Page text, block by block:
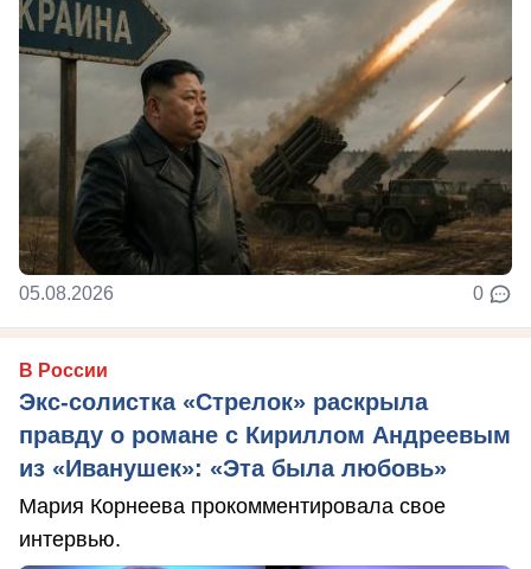
05.08.2026 0
В России
Экс-солистка «Стрелок» раскрыла
правду о романе с Кириллом Андреевым
из «Иванушек»: «Эта была любовь»
Мария Корнеева прокомментировала свое
интервью.